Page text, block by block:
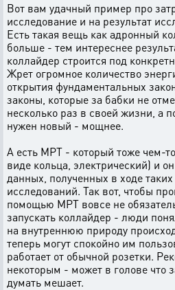
Вот вам удачный пример про
исследование и на результат
Есть такая вещь как адронный
больше - тем интереснее
коллайдер строится под
Жрет огромное количество
открытия фундаментальных
законы, которые за бабки не
несколько раз в своей жизни, а
нужен новый - мощнее.
А есть МРТ - который тоже чем-
виде кольца, электрический) и
данных, полученных в ходе
исследований. Так вот, чтобы
помощью МРТ вовсе не
запускать коллайдер - люди
на внутреннюю природу
теперь могут спокойно им
работает от обычной розетки.
некоторым - может в голове что
думать мешает.